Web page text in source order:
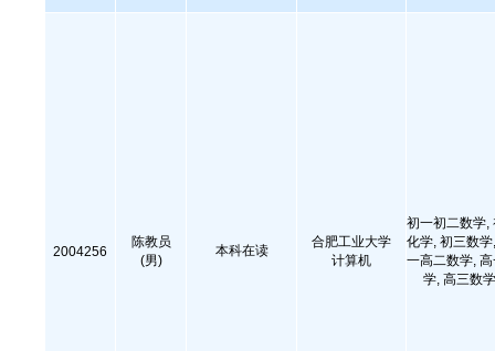
2004256
陈教员
(男)
本科在读
合肥工业大学
计算机
初一初二数学,
化学, 初三数
一高二数学,
学, 高三数